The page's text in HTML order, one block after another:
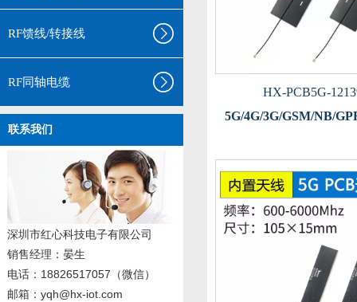
RF馈线/转接线
RF同轴电缆
联系我们
深圳市红心科技电子有限公司
销售经理 ：晏生
电话：18826517057（微信）
邮箱：yqh@hx-iot.com
HX-PCB5G-
5G/4G/3G/GSM/NB/